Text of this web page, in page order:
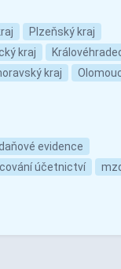
Plzeňský kraj
kraj
kraj
evidence
účetnictví